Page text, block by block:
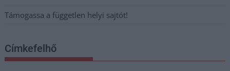
Támogassa a független helyi sajtót!
Címkefelhő